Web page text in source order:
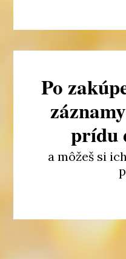
Po
prídu
a môžeš si